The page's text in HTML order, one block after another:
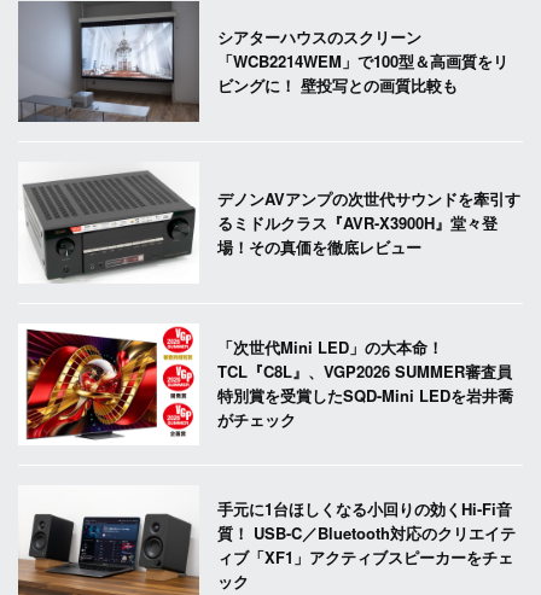
シアターハウスのスクリーン
「WCB2214WEM」で100型＆高画質をリ
ビングに！ 壁投写との画質比較も
デノンAVアンプの次世代サウンドを牽引す
るミドルクラス『AVR-X3900H』堂々登
場！その真価を徹底レビュー
「次世代Mini LED」の大本命！
TCL『C8L』、VGP2026 SUMMER審査員
特別賞を受賞したSQD-Mini LEDを岩井喬
がチェック
手元に1台ほしくなる小回りの効くHi-Fi音
質！ USB-C／Bluetooth対応のクリエイテ
ィブ「XF1」アクティブスピーカーをチェ
ック